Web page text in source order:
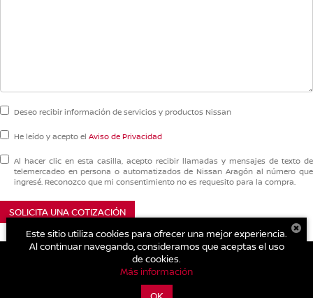
Deseo recibir información de servicios y productos Nissan
He leído y acepto el Aviso de Privacidad
Al hacer clic en esta casilla, acepto recibir llamadas y mensajes de texto de
telemercadeo en persona o automatizados de Nissan Aragón al número que
ingresé. Reconozco que mi consentimiento no es requesito para la compra.
SOLICITA UNA COTIZACIÓN
55148| Cotización Nuevos y Seminuevos:
Este sitio utiliza cookies para ofrecer una mejor experiencia.
Al continuar navegando, consideramos que aceptas el uso
de cookies.
Más información